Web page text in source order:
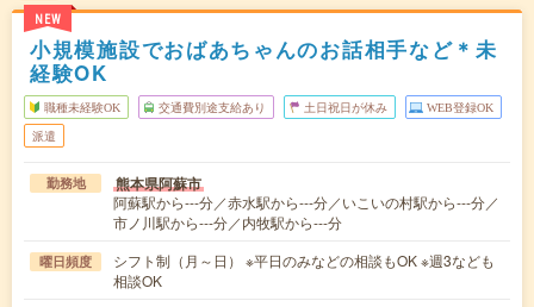
NEW
小規模施設でおばあちゃんのお話相手など＊未
経験OK
職種未経験OK 交通費別途支給あり 土日祝日が休み WEB登録OK
派遣
勤務地 熊本県阿蘇市
阿蘇駅から---分／赤水駅から---分／いこいの村駅から---分／
市ノ川駅から---分／内牧駅から---分
曜日頻度
シフト制（月～日） ※平日のみなどの相談もOK ※週3なども
相談OK